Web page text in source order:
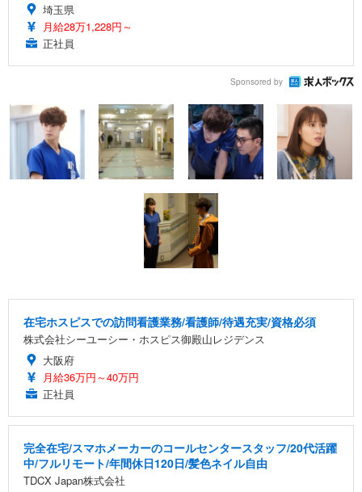
埼玉県
月給28万1,228円～
正社員
Sponsored by
在宅ホスピスでの訪問看護業務/看護師/待遇充実/資格必須
株式会社シーユーシー・ホスピス御殿山レジデンス
大阪府
月給36万円～40万円
正社員
完全在宅/スマホメーカーのコールセンタースタッフ/20代活躍
中/フルリモート/年間休日120日/髪色ネイル自由
TDCX Japan株式会社